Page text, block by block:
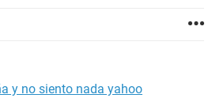
y no siento nada yahoo